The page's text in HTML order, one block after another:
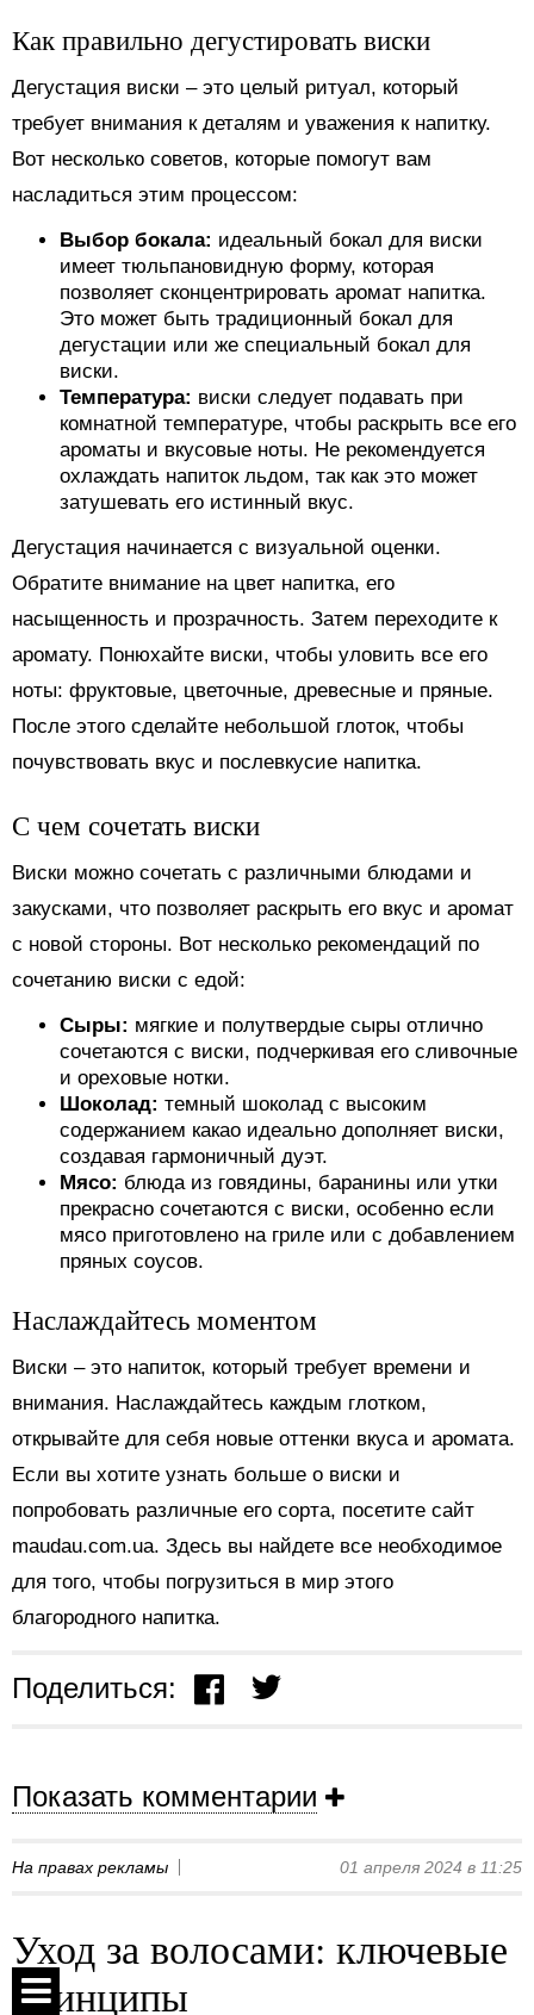
Как правильно дегустировать виски
Дегустация виски – это целый ритуал, который
требует внимания к деталям и уважения к напитку.
Вот несколько советов, которые помогут вам
насладиться этим процессом:
Выбор бокала: идеальный бокал для виски
имеет тюльпановидную форму, которая
позволяет сконцентрировать аромат напитка.
Это может быть традиционный бокал для
дегустации или же специальный бокал для
виски.
Температура: виски следует подавать при
комнатной температуре, чтобы раскрыть все его
ароматы и вкусовые ноты. Не рекомендуется
охлаждать напиток льдом, так как это может
затушевать его истинный вкус.
Дегустация начинается с визуальной оценки.
Обратите внимание на цвет напитка, его
насыщенность и прозрачность. Затем переходите к
аромату. Понюхайте виски, чтобы уловить все его
ноты: фруктовые, цветочные, древесные и пряные.
После этого сделайте небольшой глоток, чтобы
почувствовать вкус и послевкусие напитка.
С чем сочетать виски
Виски можно сочетать с различными блюдами и
закусками, что позволяет раскрыть его вкус и аромат
с новой стороны. Вот несколько рекомендаций по
сочетанию виски с едой:
Сыры: мягкие и полутвердые сыры отлично
сочетаются с виски, подчеркивая его сливочные
и ореховые нотки.
Шоколад: темный шоколад с высоким
содержанием какао идеально дополняет виски,
создавая гармоничный дуэт.
Мясо: блюда из говядины, баранины или утки
прекрасно сочетаются с виски, особенно если
мясо приготовлено на гриле или с добавлением
пряных соусов.
Наслаждайтесь моментом
Виски – это напиток, который требует времени и
внимания. Наслаждайтесь каждым глотком,
открывайте для себя новые оттенки вкуса и аромата.
Если вы хотите узнать больше о виски и
попробовать различные его сорта, посетите сайт
maudau.com.ua. Здесь вы найдете все необходимое
для того, чтобы погрузиться в мир этого
благородного напитка.
Поделиться:
Показать комментарии
На правах рекламы 01 апреля 2024 в 11:25
Уход за волосами: ключевые
принципы